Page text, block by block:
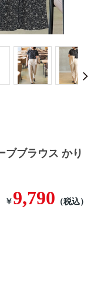
ブブラウス かり
￥9,790 （税込）